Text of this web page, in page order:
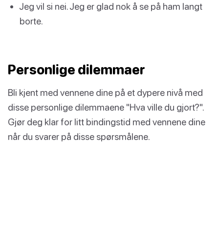
Jeg vil si nei. Jeg er glad nok å se på ham langt
borte.
Personlige dilemmaer
Bli kjent med vennene dine på et dypere nivå med
disse personlige dilemmaene "Hva ville du gjort?".
Gjør deg klar for litt bindingstid med vennene dine
når du svarer på disse spørsmålene.